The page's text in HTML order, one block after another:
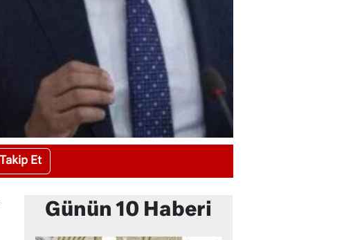
Takip Et
Günün 10 Haberi